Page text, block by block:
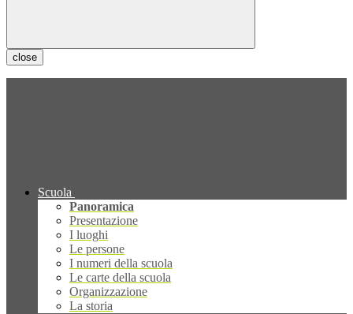
close
Scuola
Panoramica
Presentazione
I luoghi
Le persone
I numeri della scuola
Le carte della scuola
Organizzazione
La storia